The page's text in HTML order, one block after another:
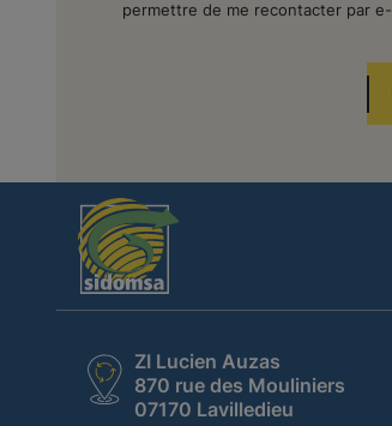
permettre de me recontacter par
ZI Lucien Auzas
870 rue des Mouliniers
07170 Lavilledieu